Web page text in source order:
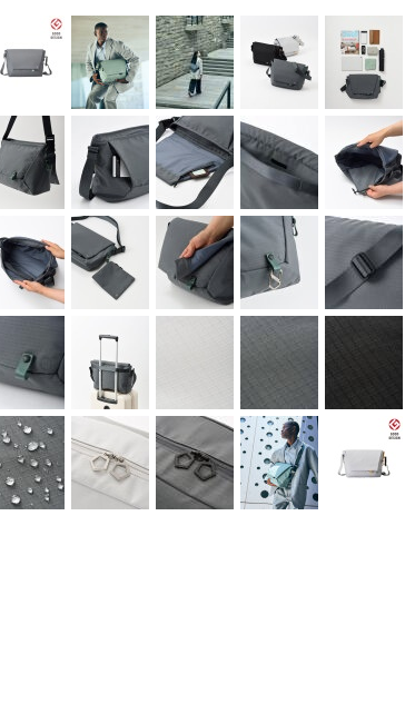
ーハンドルに固定できるベルト付き。生地は撥水加工をした軽量感
トな風合いの300デニールのポリエステル、格子柄が象徴的なリッ
を採用。裏面にPU加工を施すことで強度面をさらにアップしまし
モノトーンで都会的に。バランスを重視したカラーテープがアク
洗練されたデザイン性と実用性で、毎日をもっとアクティブに演出